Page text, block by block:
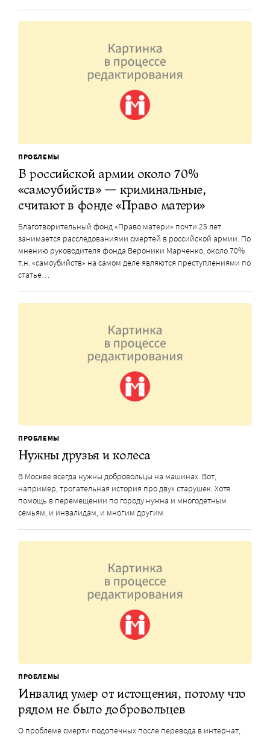
ПРОБЛЕМЫ
В российской армии около 70%
«самоубийств» — криминальные,
считают в фонде «Право матери»
Благотворительный фонд «Право матери» почти 25 лет
занимается расследованиями смертей в российской армии. По
мнению руководителя фонда Вероники Марченко, около 70%
т.н. «самоубийств» на самом деле являются преступлениями по
статье…
ПРОБЛЕМЫ
Нужны друзья и колеса
В Москве всегда нужны добровольцы на машинах. Вот,
например, трогательная история про двух старушек. Хотя
помощь в перемещении по городу нужна и многодетным
семьям, и инвалидам, и многим другим
ПРОБЛЕМЫ
Инвалид умер от истощения, потому что
рядом не было добровольцев
О проблеме смерти подопечных после перевода в интернат,